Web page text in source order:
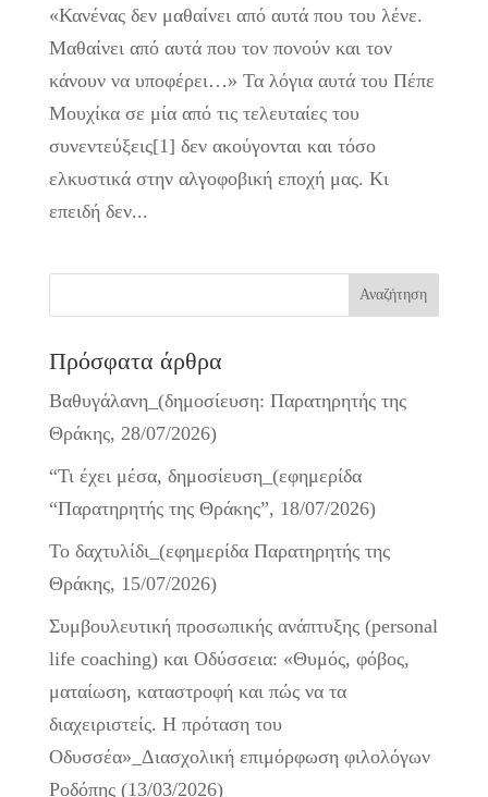
«Κανένας δεν μαθαίνει από αυτά που του λένε.
Μαθαίνει από αυτά που τον πονούν και τον
κάνουν να υποφέρει…» Τα λόγια αυτά του Πέπε
Μουχίκα σε μία από τις τελευταίες του
συνεντεύξεις[1] δεν ακούγονται και τόσο
ελκυστικά στην αλγοφοβική εποχή μας. Κι
επειδή δεν...
Πρόσφατα άρθρα
Βαθυγάλανη_(δημοσίευση: Παρατηρητής της
Θράκης, 28/07/2026)
“Τι έχει μέσα, δημοσίευση_(εφημερίδα
“Παρατηρητής της Θράκης”, 18/07/2026)
Το δαχτυλίδι_(εφημερίδα Παρατηρητής της
Θράκης, 15/07/2026)
Συμβουλευτική προσωπικής ανάπτυξης (personal
life coaching) και Οδύσσεια: «Θυμός, φόβος,
ματαίωση, καταστροφή και πώς να τα
διαχειριστείς. Η πρόταση του
Οδυσσέα»_Διασχολική επιμόρφωση φιλολόγων
Ροδόπης (13/03/2026)